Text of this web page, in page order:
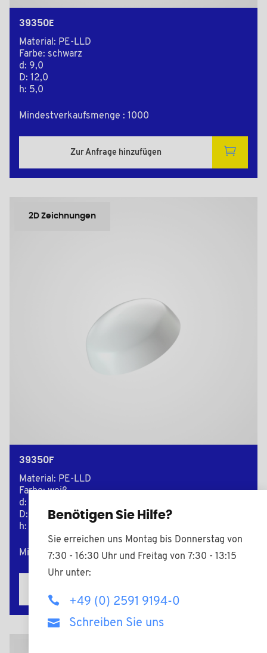
39350E
Material: PE-LLD
Farbe: schwarz
d: 9,0
D: 12,0
h: 5,0
Mindestverkaufsmenge : 1000
Zur Anfrage hinzufügen
2D Zeichnungen
39350F
Material: PE-LLD
Farbe: weiß
d: 9,0
D: 12,0
h: 5,0
Mindestverkaufsmenge : 1000
Benötigen Sie Hilfe?
Sie erreichen uns Montag bis Donnerstag von
7:30 - 16:30 Uhr und Freitag von 7:30 - 13:15
Uhr unter:
+49 (0) 2591 9194-0
Schreiben Sie uns